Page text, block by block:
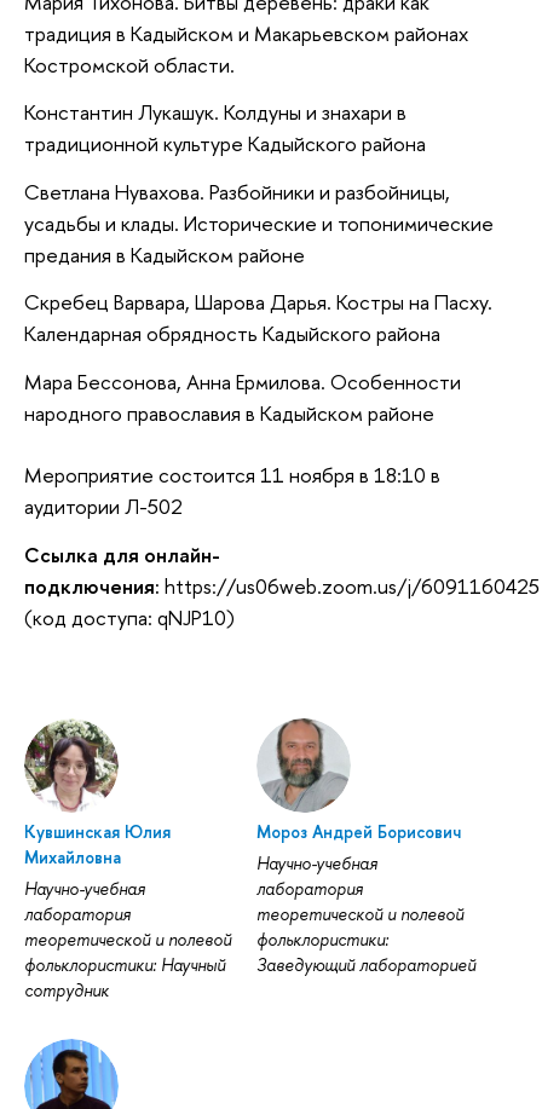
традиция в Кадыйском и Макарьевском районах
Костромской области.
Константин Лукашук. Колдуны и знахари в
традиционной культуре Кадыйского района
Светлана Нувахова. Разбойники и разбойницы,
усадьбы и клады. Исторические и топонимические
предания в Кадыйском районе
Скребец Варвара, Шарова Дарья. Костры на Пасху.
Календарная обрядность Кадыйского района
Мара Бессонова, Анна Ермилова. Особенности
народного православия в Кадыйском районе
Мероприятие состоится 11 ноября в 18:10 в
аудитории Л-502
Ссылка для онлайн-
подключения: https://us06web.zoom.us/j/6091160425
(код доступа: qNJP10)
Кувшинская Юлия
Михайловна
Научно-учебная
лаборатория
теоретической и полевой
фольклористики: Научный
сотрудник
Мороз Андрей Борисович
Научно-учебная
лаборатория
теоретической и полевой
фольклористики:
Заведующий лабораторией